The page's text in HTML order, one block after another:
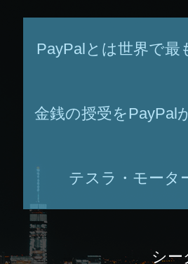
PayPalとは世界で最
金銭の授受をPayPal
テスラ・モータ
シー